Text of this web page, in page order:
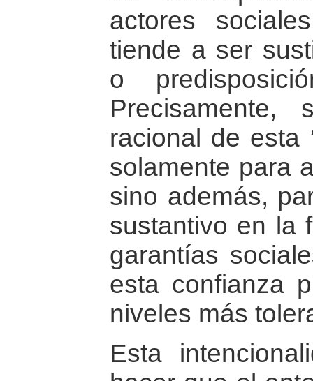
actores
tiende a ser
o
racional de esta
solamente para
sino además,
sustantivo en la
garantías
esta confianza
niveles más
Esta